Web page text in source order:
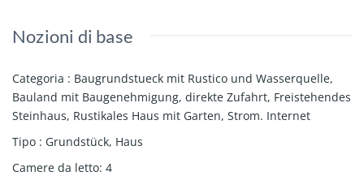
Nozioni di base
Categoria : Baugrundstueck mit Rustico und Wasserquelle,
Bauland mit Baugenehmigung, direkte Zufahrt, Freistehendes
Steinhaus, Rustikales Haus mit Garten, Strom. Internet
Tipo : Grundstück, Haus
Camere da letto: 4